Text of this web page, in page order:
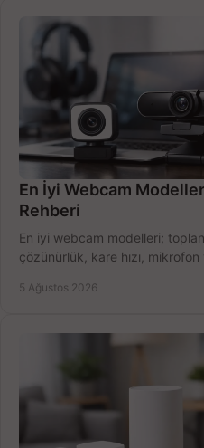
En İyi Webcam
Rehberi
En iyi webcam modelleri;
çözünürlük, kare hızı, mikrofon
5 Ağustos 2026